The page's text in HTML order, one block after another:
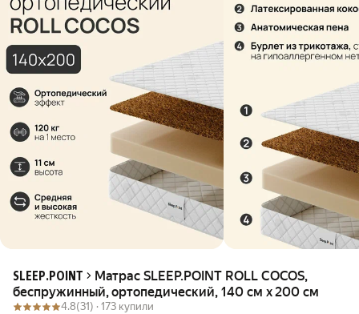
SLEEP.POINT
Матрас SLEEP.POINT ROLL COCOS,
беспружинный, ортопедический, 140 см x 200 см
4.8(31) · 173 купили